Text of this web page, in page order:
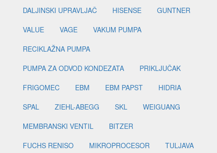
DALJINSKI UPRAVLJAČ
HISENSE
GUNTNER
VALUE
VAGE
VAKUM PUMPA
RECIKLAŽNA PUMPA
PUMPA ZA ODVOD KONDEZATA
PRIKLJUČAK
FRIGOMEC
EBM EBM PAPST
HIDRIA
SPAL
ZIEHL-ABEGG SKL
WEIGUANG
MEMBRANSKI VENTIL
BITZER
FUCHS RENISO
MIKROPROCESOR TULJAVA